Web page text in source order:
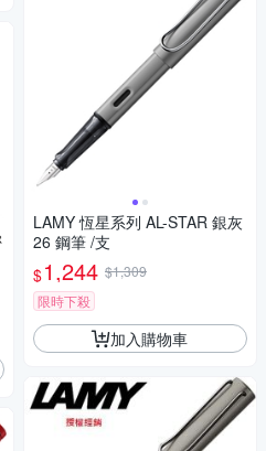
LAMY 恆星系列 AL-STAR 銀灰
26 鋼筆 /支
$1,244 $1,309
限時下殺
加入購物車